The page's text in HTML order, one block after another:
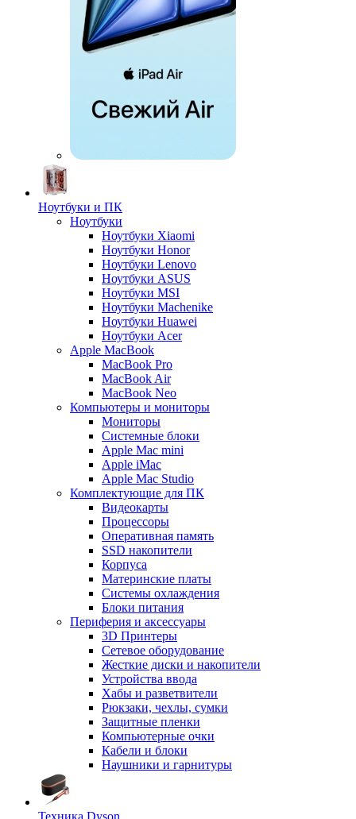
Ноутбуки и ПК
Ноутбуки
Ноутбуки Xiaomi
Ноутбуки Honor
Ноутбуки Lenovo
Ноутбуки ASUS
Ноутбуки MSI
Ноутбуки Machenike
Ноутбуки Huawei
Ноутбуки Acer
Apple MacBook
MacBook Pro
MacBook Air
MacBook Neo
Компьютеры и мониторы
Мониторы
Системные блоки
Apple Mac mini
Apple iMac
Apple Mac Studio
Комплектующие для ПК
Видеокарты
Процессоры
Оперативная память
SSD накопители
Корпуса
Материнские платы
Системы охлаждения
Блоки питания
Периферия и аксессуары
3D Принтеры
Сетевое оборудование
Жесткие диски и накопители
Устройства ввода
Хабы и разветвители
Рюкзаки, чехлы, сумки
Защитные пленки
Компьютерные очки
Кабели и блоки
Наушники и гарнитуры
Техника Dyson